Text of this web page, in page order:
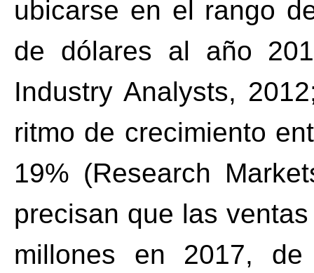
ubicarse en el rango
de dólares al año
Industry Analysts,
ritmo de crecimiento
19% (Research
precisan que las
millones en 2017,